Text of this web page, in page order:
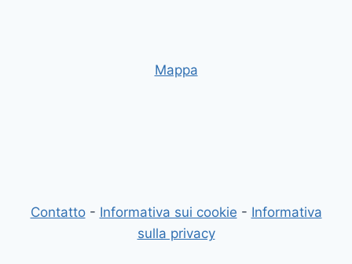
Mappa
Contatto- Informativa sui cookie - Informativa
sulla privacy